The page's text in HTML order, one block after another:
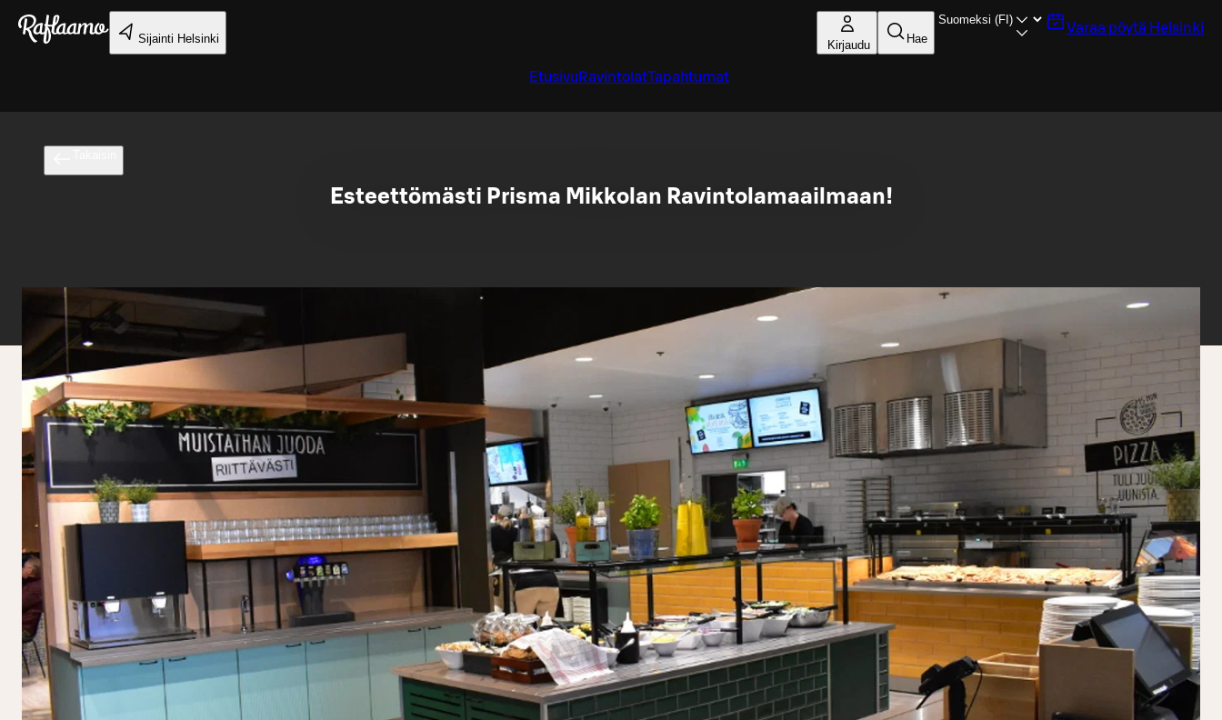
Siirry pääsisältöön
Sijainti Helsinki Kirjaudu Hae
Varaa pöytä Helsinki
Etusivu RavintolatTapahtumat
Esteettömästi Prisma Mikkolan Ravintolamaailmaan!